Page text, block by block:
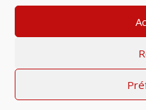
Mentions légales–